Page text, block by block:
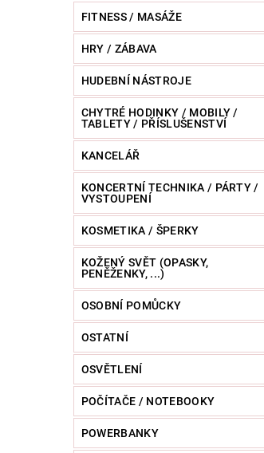
FITNESS / MASÁŽE
HRY / ZÁBAVA
HUDEBNÍ NÁSTROJE
CHYTRÉ HODINKY / MOBILY /
TABLETY / PŘÍSLUŠENSTVÍ
KANCELÁŘ
KONCERTNÍ TECHNIKA / PÁRTY /
VYSTOUPENÍ
KOSMETIKA / ŠPERKY
KOŽENÝ SVĚT (OPASKY,
PENĚŽENKY, ...)
OSOBNÍ POMŮCKY
OSTATNÍ
OSVĚTLENÍ
POČÍTAČE / NOTEBOOKY
POWERBANKY